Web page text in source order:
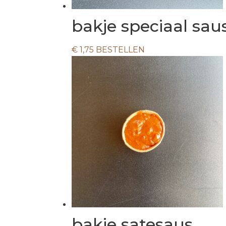
bakje speciaal
€ 1,75 BESTELLEN